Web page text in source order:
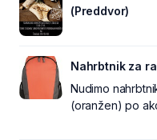
(Preddvor)
Nahrbtnik za
Nudimo
(oranžen) po